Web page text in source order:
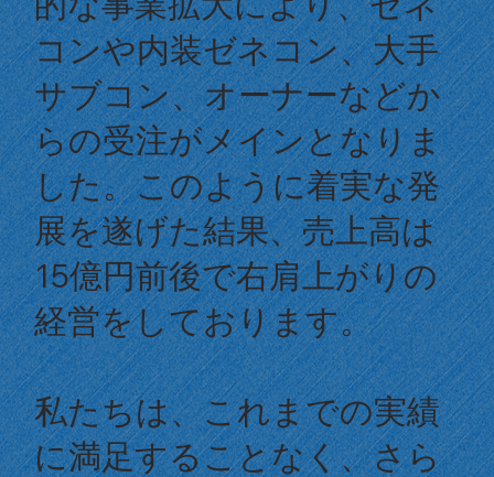
コンや内装ゼネコン、大手
サブコン、オーナーなどか
らの受注がメインとなりま
した。このように着実な発
展を遂げた結果、売上高は
15億円前後で右肩上がりの
経営をしております。
私たちは、これまでの実績
に満足することなく、さら